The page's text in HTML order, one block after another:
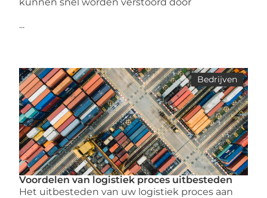
...
Bedrijven
Voordelen van logistiek proces uitbesteden
Het uitbesteden van uw logistiek proces aan